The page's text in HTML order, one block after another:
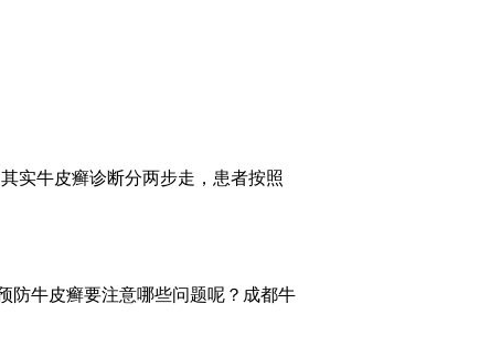
实牛皮癣诊断分两步走，患者按照
防牛皮癣要注意哪些问题呢？成都牛